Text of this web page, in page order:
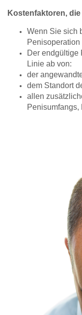
Kostenfaktoren,
Wenn Sie sich
Der endgültige
Linie ab von:
der
dem Standort
allen
Penisumfangs,